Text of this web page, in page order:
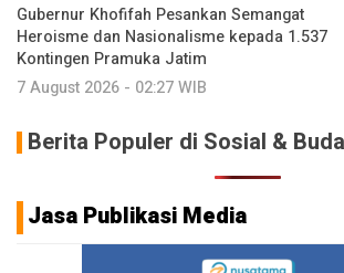
Gubernur Khofifah Pesankan Semangat
Heroisme dan Nasionalisme kepada 1.537
Kontingen Pramuka Jatim
7 August 2026 - 02:27 WIB
Berita Populer di Sosial &
Jasa Publikasi Media